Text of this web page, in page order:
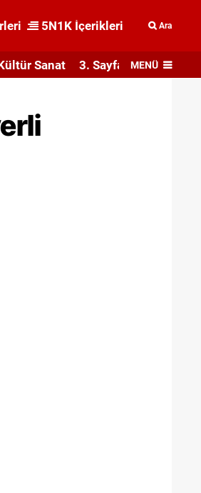
5N1K İçerikleri Ara
Sanat 3. Sayfa MENÜ